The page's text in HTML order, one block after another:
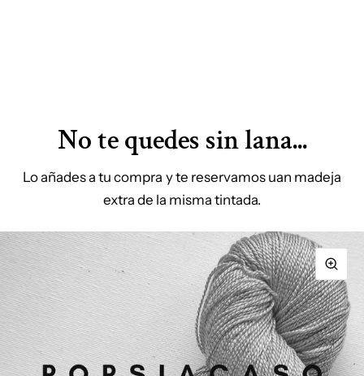
No te quedes sin lana...
Lo añades a tu compra y te reservamos uan madeja
extra de la misma tintada.